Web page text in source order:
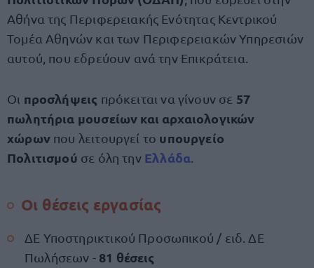
Αθήνα της Περιφερειακής Ενότητας Κεντρικού
Τομέα Αθηνών και των Περιφερειακών Υπηρεσιών
αυτού, που εδρεύουν ανά την Επικράτεια.
Οι προσλήψεις πρόκειται να γίνουν σε 57
πωλητήρια μουσείων και αρχαιολογικών
χώρωνπου λειτουργεί το υπουργείο
Πολιτισμού σε όλη την Ελλάδα
Οι θέσεις εργασίας
ΔΕ Υποστηρικτικού Προσωπικού / ειδ. ΔΕ
Πωλήσεων - 81 θέσεις